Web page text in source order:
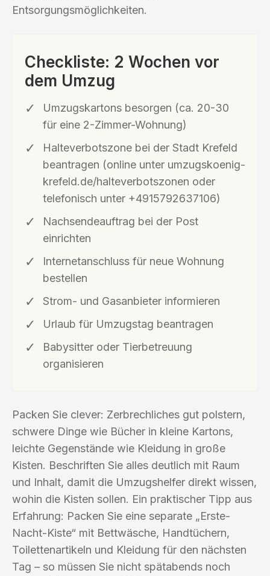
Entsorgungsmöglichkeiten.
Checkliste: 2 Wochen vor
dem Umzug
Umzugskartons besorgen (ca. 20-30
für eine 2-Zimmer-Wohnung)
Halteverbotszone bei der Stadt Krefeld
beantragen (online unter umzugskoenig-
krefeld.de/halteverbotszonen oder
telefonisch unter +4915792637106)
Nachsendeauftrag bei der Post
einrichten
Internetanschluss für neue Wohnung
bestellen
Strom- und Gasanbieter informieren
Urlaub für Umzugstag beantragen
Babysitter oder Tierbetreuung
organisieren
Packen Sie clever: Zerbrechliches gut polstern,
schwere Dinge wie Bücher in kleine Kartons,
leichte Gegenstände wie Kleidung in große
Kisten. Beschriften Sie alles deutlich mit Raum
und Inhalt, damit die Umzugshelfer direkt wissen,
wohin die Kisten sollen. Ein praktischer Tipp aus
Erfahrung: Packen Sie eine separate „Erste-
Nacht-Kiste“ mit Bettwäsche, Handtüchern,
Toilettenartikeln und Kleidung für den nächsten
Tag – so müssen Sie nicht spätabends noch